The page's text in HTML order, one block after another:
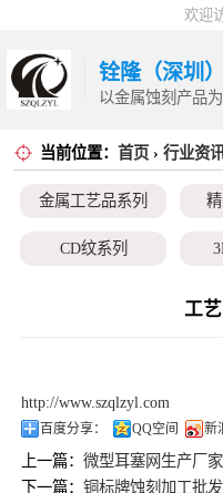
欢迎
铨隆（深圳
以金属蚀刻产品
当前位置： 首页 › 行业资
金属工艺品系列
CD纹系列
磁
工
http://www.szqlzyl.com
百度分享： QQ空间 新
上一篇：微型耳塞网生产厂家
下一篇：铜标牌蚀刻加工批
金属工艺品系列
精密码盘系列
标牌铭牌系列
超薄垫片系列